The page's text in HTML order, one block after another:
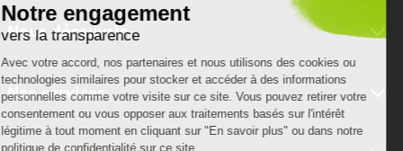
Nous découvrir
Nous connaître
VPK Group
Nos services
Conditions de livraison